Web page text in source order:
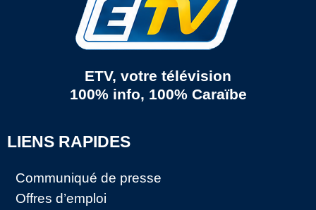
ETV, votre télévision
100% info, 100% Caraïbe
LIENS RAPIDES
Communiqué de presse
Offres d’emploi